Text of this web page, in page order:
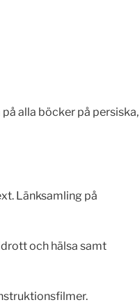
på alla böcker på persiska,
Länksamling på
och hälsa samt